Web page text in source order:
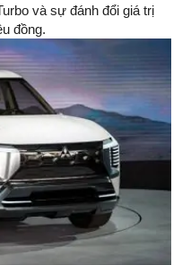
và sự đánh đổi giá trị
đồng.